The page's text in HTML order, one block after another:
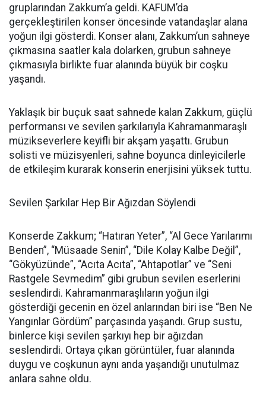
gruplarından Zakkum’a geldi. KAFUM’da
gerçekleştirilen konser öncesinde vatandaşlar alana
yoğun ilgi gösterdi. Konser alanı, Zakkum’un sahneye
çıkmasına saatler kala dolarken, grubun sahneye
çıkmasıyla birlikte fuar alanında büyük bir coşku
yaşandı.
Yaklaşık bir buçuk saat sahnede kalan Zakkum, güçlü
performansı ve sevilen şarkılarıyla Kahramanmaraşlı
müzikseverlere keyifli bir akşam yaşattı. Grubun
solisti ve müzisyenleri, sahne boyunca dinleyicilerle
de etkileşim kurarak konserin enerjisini yüksek tuttu.
Sevilen Şarkılar Hep Bir Ağızdan Söylendi
Konserde Zakkum; “Hatıran Yeter”, “Al Gece Yarılarımı
Benden”, “Müsaade Senin”, “Dile Kolay Kalbe Değil”,
“Gökyüzünde”, “Acıta Acıta”, “Ahtapotlar” ve “Seni
Rastgele Sevmedim” gibi grubun sevilen eserlerini
seslendirdi. Kahramanmaraşlıların yoğun ilgi
gösterdiği gecenin en özel anlarından biri ise “Ben Ne
Yangınlar Gördüm” parçasında yaşandı. Grup sustu,
binlerce kişi sevilen şarkıyı hep bir ağızdan
seslendirdi. Ortaya çıkan görüntüler, fuar alanında
duygu ve coşkunun aynı anda yaşandığı unutulmaz
anlara sahne oldu.